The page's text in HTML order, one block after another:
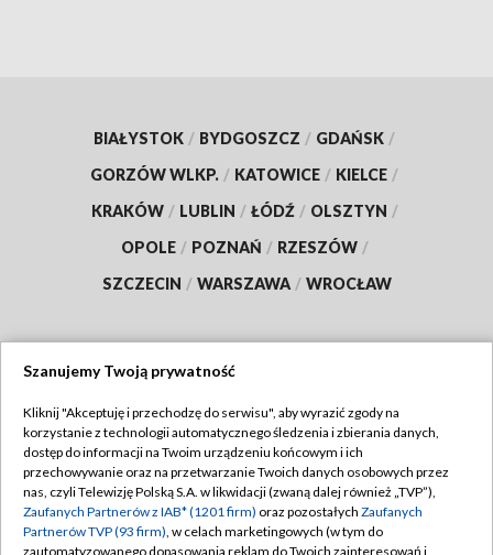
BIAŁYSTOK / BYDGOSZCZ / GDAŃSK /
GORZÓW WLKP. / KATOWICE / KIELCE /
KRAKÓW / LUBLIN / ŁÓDŹ / OLSZTYN /
OPOLE / POZNAŃ / RZESZÓW /
SZCZECIN / WARSZAWA / WROCŁAW
TVP
Abonament TVP
Emisja w TVP
Centrum informacji TVP
Regulamin TVP
Polityka prywatności
Moje zgody
Szanujemy Twoją prywatność
Kliknij "Akceptuję i przechodzę do serwisu", aby wyrazić zgody na
korzystanie z technologii automatycznego śledzenia i zbierania danych,
dostęp do informacji na Twoim urządzeniu końcowym i ich
przechowywanie oraz na przetwarzanie Twoich danych osobowych przez
nas, czyli Telewizję Polską S.A. w likwidacji (zwaną dalej również „TVP”),
Zaufanych Partnerów z IAB* (1201 firm) oraz pozostałych Zaufanych
Partnerów TVP (93 firm), w celach marketingowych (w tym do
zautomatyzowanego dopasowania reklam do Twoich zainteresowań i